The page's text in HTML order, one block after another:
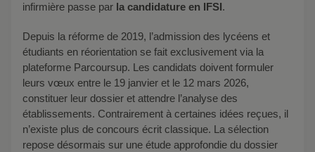
infirmière passe par la candidature en IFSI .
Depuis la réforme de 2019, l’admission des lycéens et
étudiants en réorientation se fait exclusivement via la
plateforme Parcoursup. Les candidats doivent formuler
leurs vœux entre le 19 janvier et le 12 mars 2026,
constituer leur dossier et attendre l’analyse des
établissements. Contrairement à certaines idées reçues, il
n’existe plus de concours écrit classique. La sélection
repose désormais sur une étude approfondie du dossier